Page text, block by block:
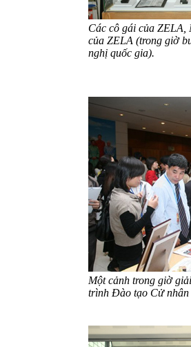
Các cô gái của
của ZELA (trong giờ
nghị quốc gia).
Một cảnh trong giờ
trình Đào tạo Cử